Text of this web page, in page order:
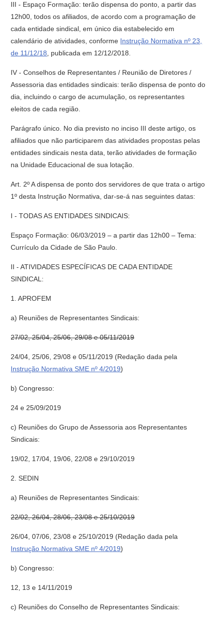
III - Espaço Formação: terão dispensa do ponto, a partir das
12h00, todos os afiliados, de acordo com a programação de
cada entidade sindical, em único dia estabelecido em
calendário de atividades, conforme Instrução Normativa nº 23,
de 11/12/18 , publicada em 12/12/2018.
IV - Conselhos de Representantes / Reunião de Diretores /
Assessoria das entidades sindicais: terão dispensa de ponto do
dia, incluindo o cargo de acumulação, os representantes
eleitos de cada região.
Parágrafo único. No dia previsto no inciso III deste artigo, os
afiliados que não participarem das atividades propostas pelas
entidades sindicais nesta data, terão atividades de formação
na Unidade Educacional de sua lotação.
Art. 2º A dispensa de ponto dos servidores de que trata o artigo
1º desta Instrução Normativa, dar-se-á nas seguintes datas:
I - TODAS AS ENTIDADES SINDICAIS:
Espaço Formação: 06/03/2019 – a partir das 12h00 – Tema:
Currículo da Cidade de São Paulo.
II - ATIVIDADES ESPECÍFICAS DE CADA ENTIDADE
SINDICAL:
1. APROFEM
a) Reuniões de Representantes Sindicais:
27/02, 25/04, 25/06, 29/08 e 05/11/2019
24/04, 25/06, 29/08 e 05/11/2019 (Redação dada pela
Instrução Normativa SME nº 4/2019)
b) Congresso:
24 e 25/09/2019
c) Reuniões do Grupo de Assessoria aos Representantes
Sindicais:
19/02, 17/04, 19/06, 22/08 e 29/10/2019
2. SEDIN
a) Reuniões de Representantes Sindicais:
22/02, 26/04, 28/06, 23/08 e 25/10/2019
26/04, 07/06, 23/08 e 25/10/2019 (Redação dada pela
Instrução Normativa SME nº 4/2019)
b) Congresso:
12, 13 e 14/11/2019
c) Reuniões do Conselho de Representantes Sindicais: